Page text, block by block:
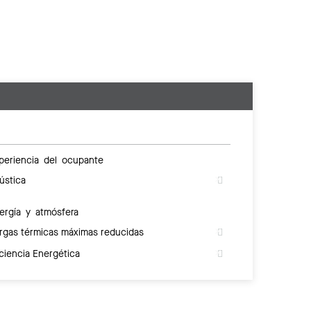
del ocupante
y atmósfera
térmicas máximas reducidas
Energética